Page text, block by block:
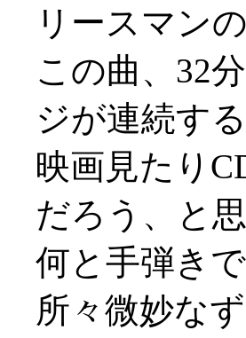
リースマン
この曲、32
ジが連続す
映画見たり
だろう、と
何と手弾き
所々微妙な